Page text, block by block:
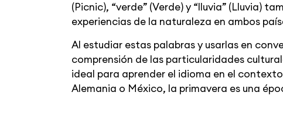
(Picnic), “verde” (Verde) y “lluvia” (Lluvia)
experiencias de la naturaleza en ambos
Al estudiar estas palabras y usarlas en
comprensión de las particularidades
ideal para aprender el idioma en el
Alemania o México, la primavera es una